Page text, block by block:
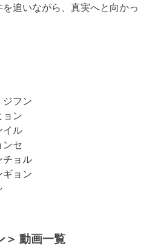
追いながら、真実へと向かっ
ジフン
ョン
イル
セ
チョル
ョン
＞ 動画一覧